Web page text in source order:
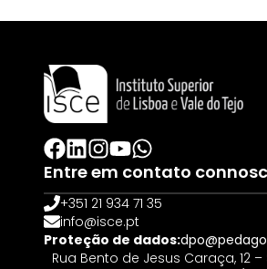
Entre em contato
+351 21 934 71 35
info@isce.pt
Proteção de dados:
Rua Bento de Jesus Caraça, 12